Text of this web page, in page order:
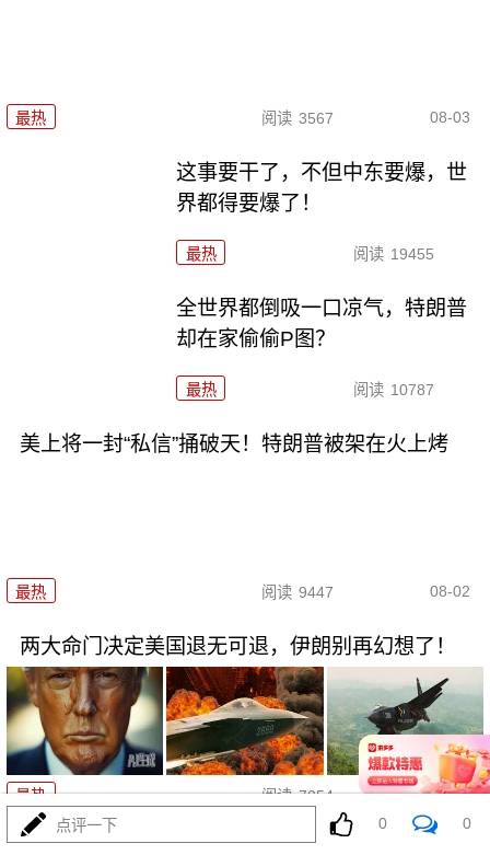
最热 阅读 3567 08-03
这事要干了，不但中东要爆，世
界都得要爆了！
最热 阅读 19455
全世界都倒吸一口凉气，特朗普
却在家偷偷P图？
最热 阅读 10787
美上将一封“私信”捅破天！特朗普被架在火上烤
最热 阅读 9447 08-02
两大命门决定美国退无可退，伊朗别再幻想了！
最热 阅读 7054 08-02
打伊朗五个月仗，把美军打成了
点评一下 0 0